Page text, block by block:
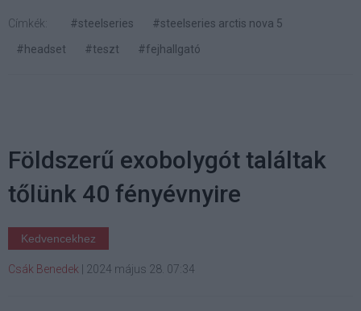
Címkék: #steelseries
#steelseries arctis nova 5
#headset
#teszt #fejhallgató
Földszerű exobolygót találtak
tőlünk 40 fényévnyire
Kedvencekhez
Csák Benedek 2024 május 28. 07:34